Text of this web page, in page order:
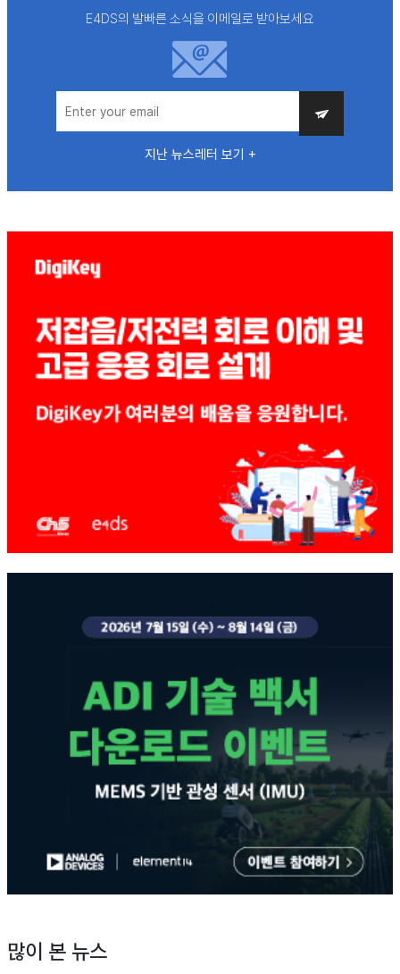
E4DS의 발빠른 소식을 이메일로 받아보세요
지난 뉴스레터 보기 +
많이 본 뉴스